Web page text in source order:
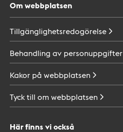
Om webbplatsen
Tillgänglighetsredogörelse
Behandling av personuppgifter
Kakor på webbplatsen
Tyck till om webbplatsen
Här finns vi också